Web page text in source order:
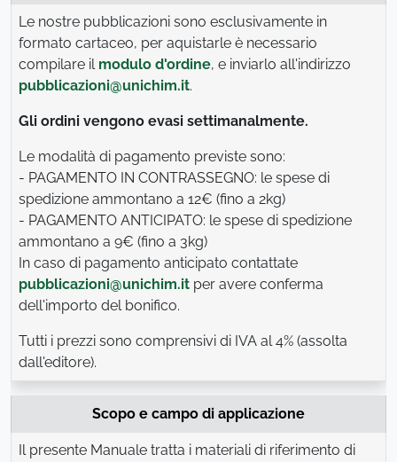
Le nostre pubblicazioni sono esclusivamente in
formato cartaceo, per aquistarle è necessario
compilare il modulo d'ordine, e inviarlo all'indirizzo
pubblicazioni@unichim.it.
Gli ordini vengono evasi settimanalmente.
Le modalità di pagamento previste sono:
- PAGAMENTO IN CONTRASSEGNO: le spese di
spedizione ammontano a 12€ (fino a 2kg)
- PAGAMENTO ANTICIPATO: le spese di spedizione
ammontano a 9€ (fino a 3kg)
In caso di pagamento anticipato contattate
pubblicazioni@unichim.it per avere conferma
dell'importo del bonifico.
Tutti i prezzi sono comprensivi di IVA al 4% (assolta
dall'editore).
Scopo e campo di applicazione
Il presente Manuale tratta i materiali di riferimento di